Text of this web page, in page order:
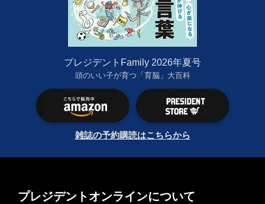
プレジデントFamily 2026年夏号
頭のいい子が育つ「育脳」大百科
雑誌の予約購読はこちらから
プレジデントオンラインについて